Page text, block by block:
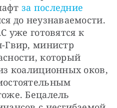
за последние
до неузнаваемости.
уже готовятся к
Гвир, министр
который
коалиционных оков,
Бецалель